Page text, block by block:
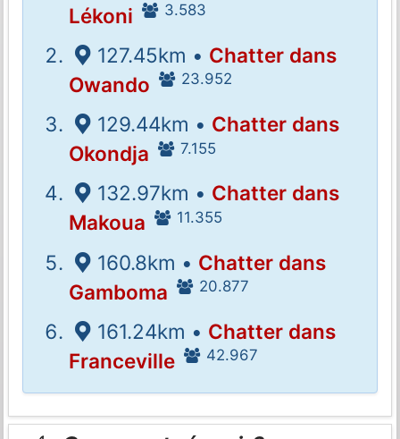
Lékoni
3.583
127.45km • Chatter dans
Owando
23.952
129.44km • Chatter dans
Okondja
7.155
132.97km • Chatter dans
Makoua
11.355
160.8km • Chatter dans
Gamboma
20.877
161.24km • Chatter dans
Franceville
42.967